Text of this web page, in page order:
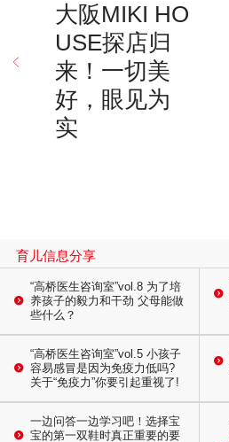
大阪MIKI HO
USE探店归
来！一切美
好，眼见为
实
育儿信息分享
“高桥医生咨询室”vol.8 为了培
养孩子的毅力和干劲 父母能做
些什么？
“高桥医生咨询室”vol.5 小孩子
容易感冒是因为免疫力低吗?
关于“免疫力”你要引起重视了!
一边问答一边学习吧！选择宝
宝的第一双鞋时真正重要的要